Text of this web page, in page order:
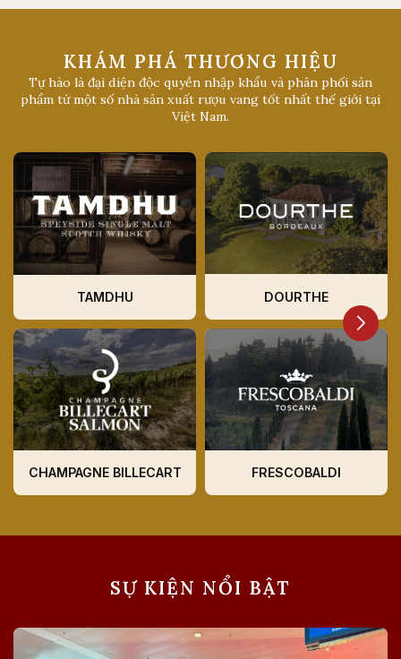
KHÁM PHÁ THƯƠNG HIỆU
Tự hào là đại diện độc quyền nhập khẩu và phân phối sản
phẩm từ một số nhà sản xuất rượu vang tốt nhất thế giới tại
Việt Nam.
TAMDHU DOURTHE
CHAMPAGNE BILLECART FRESCOBALDI
SỰ KIỆN NỔI BẬT